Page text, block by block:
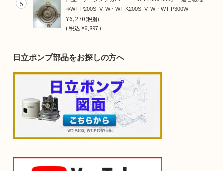
5
➜WT-P200S, V, W・WT-K200S, V, W・WT-P300W
¥6,270(税別)
(税込¥6,897 )
日立ポンプ部品をお探しの方へ